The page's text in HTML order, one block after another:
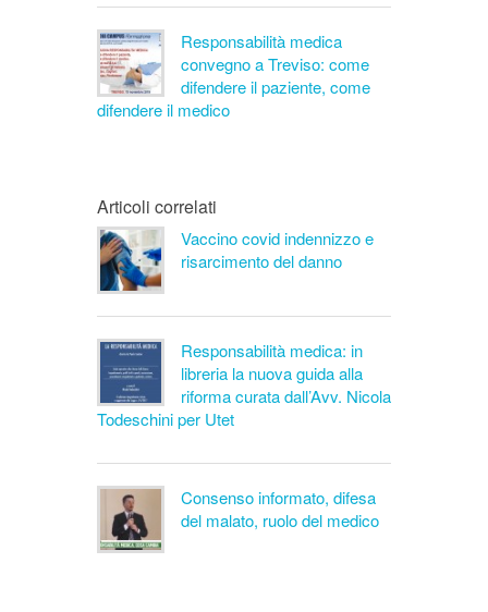
Responsabilità medica
convegno a Treviso: come
difendere il paziente, come
difendere il medico
Articoli correlati
Vaccino covid indennizzo e
risarcimento del danno
Responsabilità medica: in
libreria la nuova guida alla
riforma curata dall’Avv. Nicola
Todeschini per Utet
Consenso informato, difesa
del malato, ruolo del medico